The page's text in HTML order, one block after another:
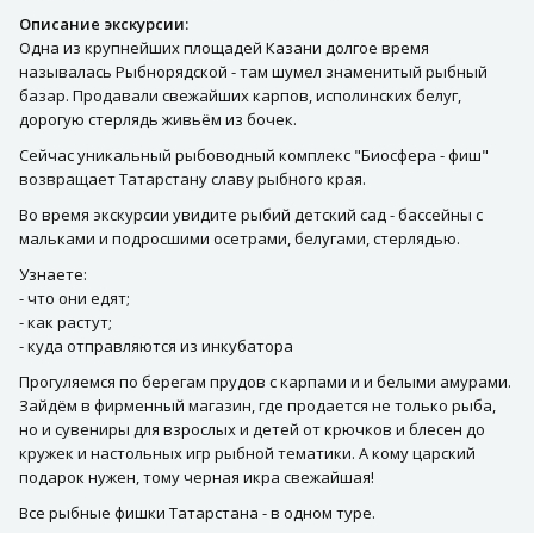
Описание экскурсии:
Одна из крупнейших площадей Казани долгое время
называлась Рыбнорядской - там шумел знаменитый рыбный
базар. Продавали свежайших карпов, исполинских белуг,
дорогую стерлядь живьём из бочек.
Сейчас уникальный рыбоводный комплекс "Биосфера - фиш"
возвращает Татарстану славу рыбного края.
Во время экскурсии увидите рыбий детский сад - бассейны с
мальками и подросшими осетрами, белугами, стерлядью.
Узнаете:
- что они едят;
- как растут;
- куда отправляются из инкубатора
Прогуляемся по берегам прудов с карпами и и белыми амурами.
Зайдём в фирменный магазин, где продается не только рыба,
но и сувениры для взрослых и детей от крючков и блесен до
кружек и настольных игр рыбной тематики. А кому царский
подарок нужен, тому черная икра свежайшая!
Все рыбные фишки Татарстана - в одном туре.